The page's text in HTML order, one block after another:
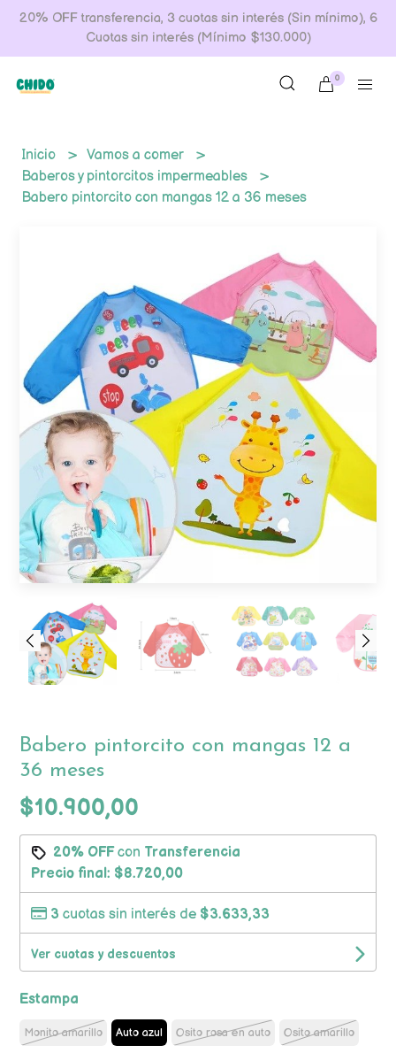
20% OFF transferencia, 3 cuotas sin interés (Sin mínimo), 6
Cuotas sin interés (Mínimo $130.000)
0
Inicio
Vamos a comer
Baberos y pintorcitos impermeables
Babero pintorcito con mangas 12 a 36 meses
Babero pintorcito con mangas 12 a
36 meses
$10.900,00
20% OFFcon Transferencia
Precio final: $8.720,00
3 cuotas sin interés de $3.633,33
Ver cuotas y descuentos
Estampa
Monito amarillo Auto azul Osito rosa en auto Osito amarillo